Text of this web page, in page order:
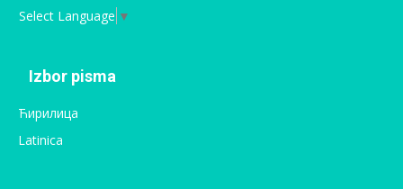
Select Language ▼
Izbor pisma
Ћирилица
Latinica